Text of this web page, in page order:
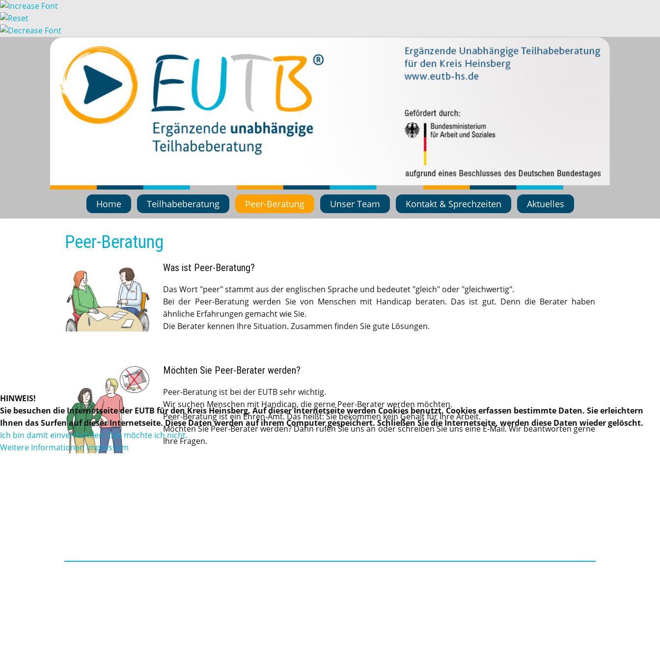
Home Teilhabeberatung Peer-Beratung Unser Team Kontakt & Sprechzeiten Aktuelles
Peer-Beratung
Was ist Peer-Beratung?
Das Wort "peer" stammt aus der englischen Sprache und bedeutet "gleich" oder "gleichwertig".
Bei der Peer-Beratung werden Sie von Menschen mit Handicap beraten. Das ist gut. Denn die Berater haben
ähnliche Erfahrungen gemacht wie Sie.
Die Berater kennen Ihre Situation. Zusammen finden Sie gute Lösungen.
Möchten Sie Peer-Berater werden?
Peer-Beratung ist bei der EUTB sehr wichtig.
Wir suchen Menschen mit Handicap, die gerne Peer-Berater werden möchten.
Peer-Beratung ist ein Ehren-Amt. Das heißt: Sie bekommen kein Gehalt für Ihre Arbeit.
Möchten Sie Peer-Berater werden? Dann rufen Sie uns an oder schreiben Sie uns eine E-Mail. Wir beantworten gerne
Ihre Fragen.
HINWEIS!
Sie besuchen die Internetseite der EUTB für den Kreis Heinsberg. Auf dieser Internetseite werden Cookies benutzt. Cookies erfassen bestimmte Daten. Sie erleichtern
Ihnen das Surfen auf dieser Internetseite. Diese Daten werden auf ihrem Computer gespeichert. Schließen Sie die Internetseite, werden diese Daten wieder gelöscht.
Ich bin damit einverstanden. Das möchte ich nicht.
Weitere InformationenImpressum